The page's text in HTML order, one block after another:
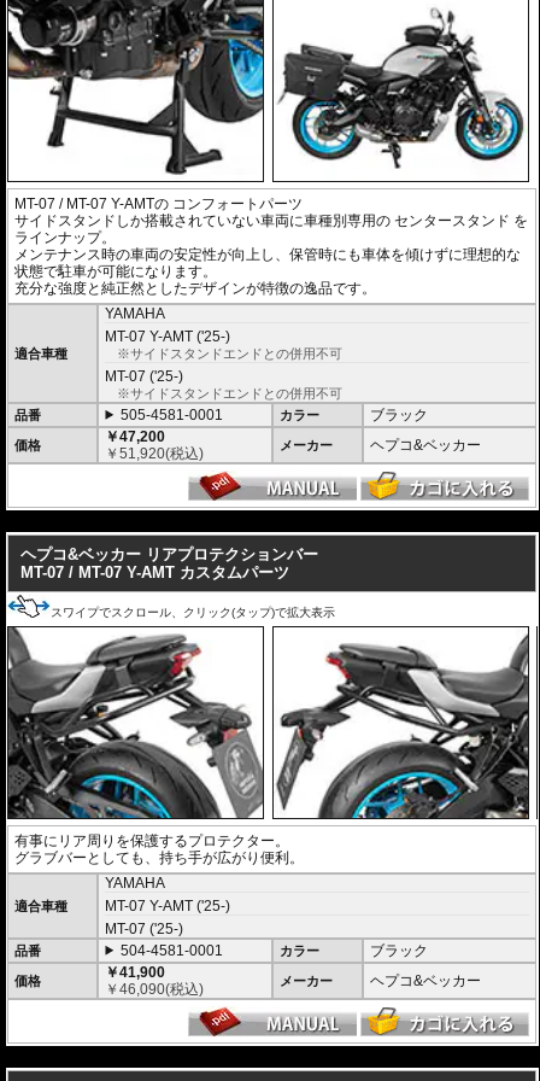
MT-07 / MT-07 Y-AMTの コンフォートパーツ
サイドスタンドしか搭載されていない車両に車種別専用のセンタースタンド を
ラインナップ。
メンテナンス時の車両の安定性が向上し、保管時にも車体を傾けずに理想的な
状態で駐車が可能になります。
充分な強度と純正然としたデザインが特徴の逸品です。
適合車種
YAMAHA
MT-07 Y-AMT ('25-)
※サイドスタンドエンドとの併用不可
MT-07 ('25-)
※サイドスタンドエンドとの併用不可
品番
505-4581-0001 カラー ブラック
価格
￥47,200
￥51,920(税込) メーカー ヘプコ&ベッカー
ヘプコ&ベッカー リアプロテクションバー
MT-07 / MT-07 Y-AMT カスタムパーツ
スワイプでスクロール、クリック(タップ)で拡大表示
有事にリア周りを保護するプロテクター。
グラブバーとしても、持ち手が広がり便利。
適合車種
YAMAHA
MT-07 Y-AMT ('25-)
MT-07 ('25-)
品番 504-4581-0001 カラー ブラック
価格
￥41,900
￥46,090(税込) メーカー ヘプコ&ベッカー